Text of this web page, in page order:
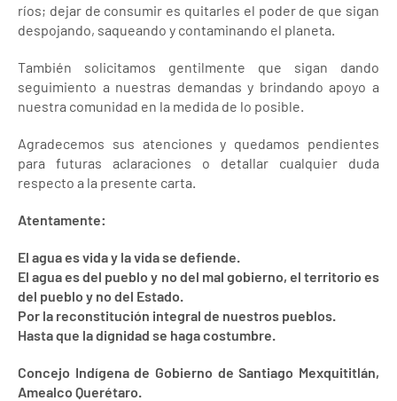
ríos; dejar de consumir es quitarles el poder de que sigan
despojando, saqueando y contaminando el planeta.
También solicitamos gentilmente que sigan dando
seguimiento a nuestras demandas y brindando apoyo a
nuestra comunidad en la medida de lo posible.
Agradecemos sus atenciones y quedamos pendientes
para futuras aclaraciones o detallar cualquier duda
respecto a la presente carta.
Atentamente:
El agua es vida y la vida se defiende.
El agua es del pueblo y no del mal gobierno, el territorio es
del pueblo y no del Estado.
Por la reconstitución integral de nuestros pueblos.
Hasta que la dignidad se haga costumbre.
Concejo Indígena de Gobierno de Santiago Mexquititlán,
Amealco Querétaro.